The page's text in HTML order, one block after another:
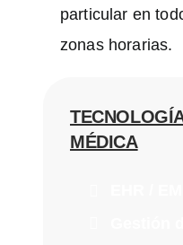
particular en
zonas horarias.
MÉDICA